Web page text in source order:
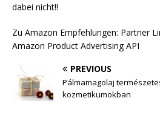
dabei nicht!!
Zu Amazon Empfehlungen: Partner
Amazon Product Advertising API
PREVIOUS
Pálmamagolaj
kozmetikumokban